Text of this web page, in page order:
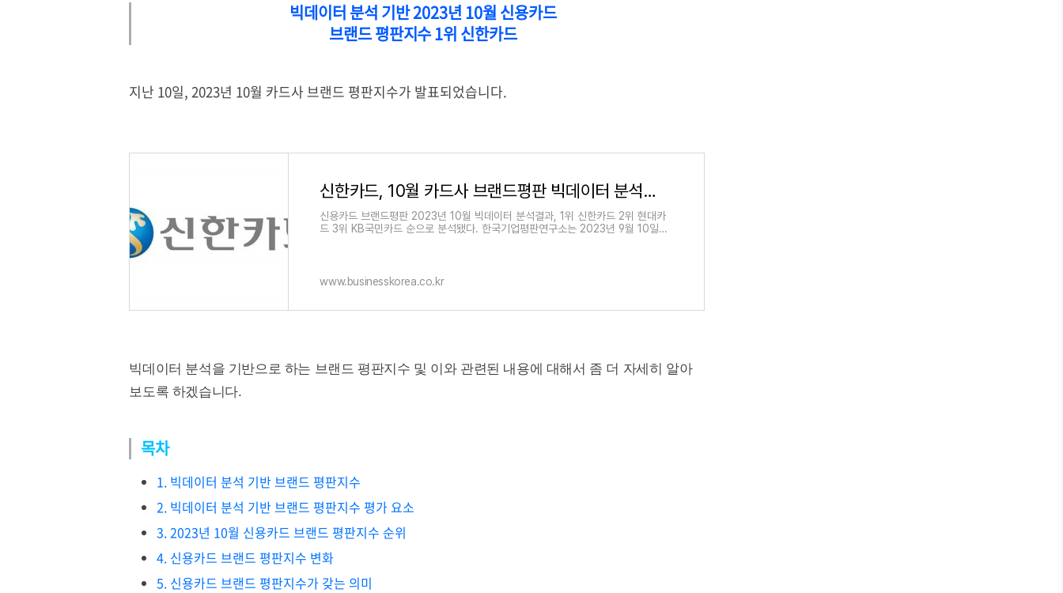
빅데이터 분석 기반 2023년 10월 신용카드
브랜드 평판지수 1위 신한카드
지난 10일, 2023년 10월 카드사 브랜드 평판지수가 발표되었습니다.
신한카드, 10월 카드사 브랜드평판 빅데이터 분석결과 1위
신용카드 브랜드평판 2023년 10월 빅데이터 분석결과, 1위 신한카드 2위 현대카
드 3위 KB국민카드 순으로 분석됐다. ​한국기업평판연구소는 2023년 9월 10일
www.businesskorea.co.kr
빅데이터 분석을 기반으로 하는 브랜드 평판지수 및 이와 관련된 내용에 대해서 좀 더 자세히 알아
보도록 하겠습니다.
목차
1. 빅데이터 분석 기반 브랜드 평판지수
2. 빅데이터 분석 기반 브랜드 평판지수 평가 요소
3. 2023년 10월 신용카드 브랜드 평판지수 순위
4. 신용카드 브랜드 평판지수 변화
5. 신용카드 브랜드 평판지수가 갖는 의미